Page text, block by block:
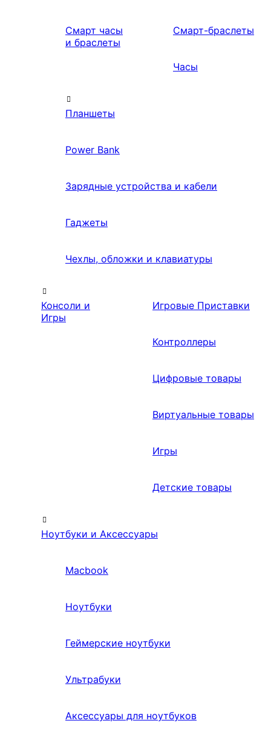
Смарт часы
и браслеты
Смарт-браслеты
Часы
Планшеты
Power Bank
Зарядные устройства и кабели
Гаджеты
Чехлы, обложки и клавиатуры
Консоли и
Игры
Игровые Приставки
Контроллеры
Цифровые товары
Виртуальные товары
Игры
Детские товары
Ноутбуки и Аксессуары
Macbook
Ноутбуки
Геймерские ноутбуки
Ультрабуки
Аксессуары для ноутбуков